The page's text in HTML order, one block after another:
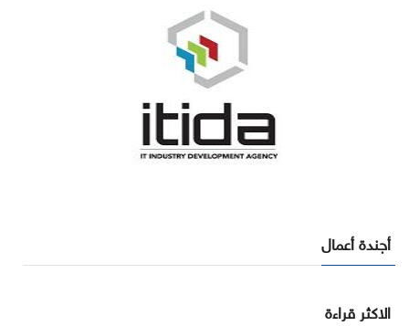
أجندة أعمال
الاكثر قراءة